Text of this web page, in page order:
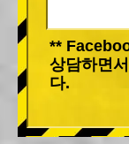
**
상담하면
다.